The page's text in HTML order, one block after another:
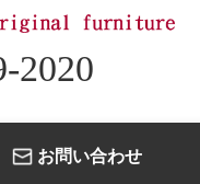
2020
お問い合わせ